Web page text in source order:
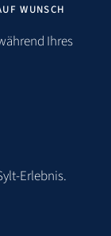
WUNSCH
Ihres
Erlebnis.